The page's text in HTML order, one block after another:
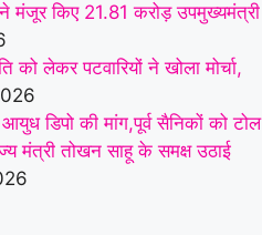
मंजूर किए 21.81 करोड़ उपमुख्यमंत्री
लेकर पटवारियों ने खोला मोर्चा,
डिपो की मांग,पूर्व सैनिकों को टोल
मंत्री तोखन साहू के समक्ष उठाई